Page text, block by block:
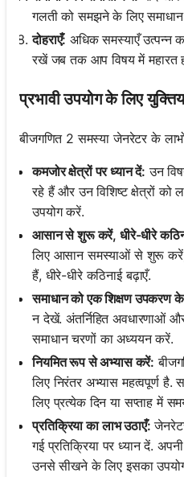
गलती को समझने के लिए समाधान
दोहराएँ: अधिक समस्याएँ उत्पन्न
रखें जब तक आप विषय में महारत
प्रभावी उपयोग के लिए
बीजगणित 2 समस्या जेनरेटर के
कमजोर क्षेत्रों पर ध्यान दें: उन
रहे हैं और उन विशिष्ट क्षेत्रों को
उपयोग करें.
आसान से शुरू करें, धीरे-धीरे
लिए आसान समस्याओं से शुरू
हैं, धीरे-धीरे कठिनाई बढ़ाएँ.
समाधान को एक शिक्षण उपकरण
न देखें. अंतर्निहित अवधारणाओं
समाधान चरणों का अध्ययन करें.
नियमित रूप से अभ्यास करें:
लिए निरंतर अभ्यास महत्वपूर्ण
लिए प्रत्येक दिन या सप्ताह में
प्रतिक्रिया का लाभ उठाएँ:
गई प्रतिक्रिया पर ध्यान दें.
उनसे सीखने के लिए इसका